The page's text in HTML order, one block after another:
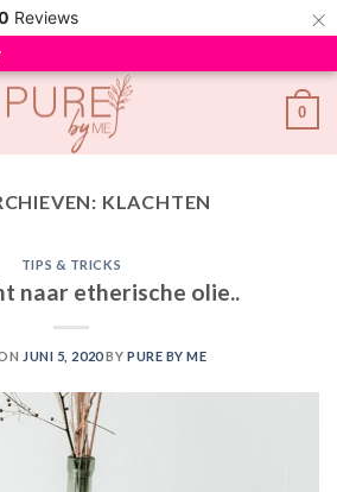
Reviews ×
0
KLACHTEN
TIPS & TRICKS
naar etherische olie..
JUNI 5, 2020BY PURE BY ME